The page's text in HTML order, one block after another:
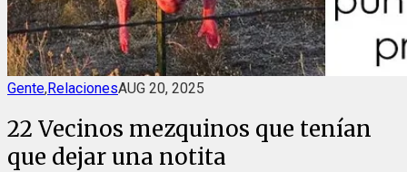
Gente,RelacionesAUG 20, 2025
22 Vecinos mezquinos que tenían
que dejar una notita